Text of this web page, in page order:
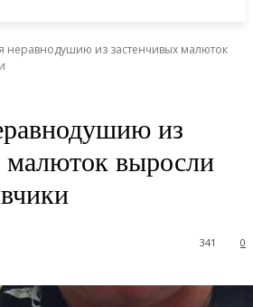
неравнодушию из застенчивых малюток
из
малюток выросли
0
341